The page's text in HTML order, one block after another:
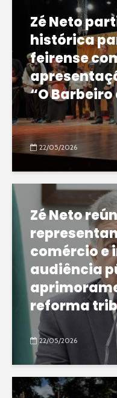
Zé Neto
histórica
feirense
“O
22/05/2026
Zé Neto
comércio e
audiência
reforma
22/05/2026